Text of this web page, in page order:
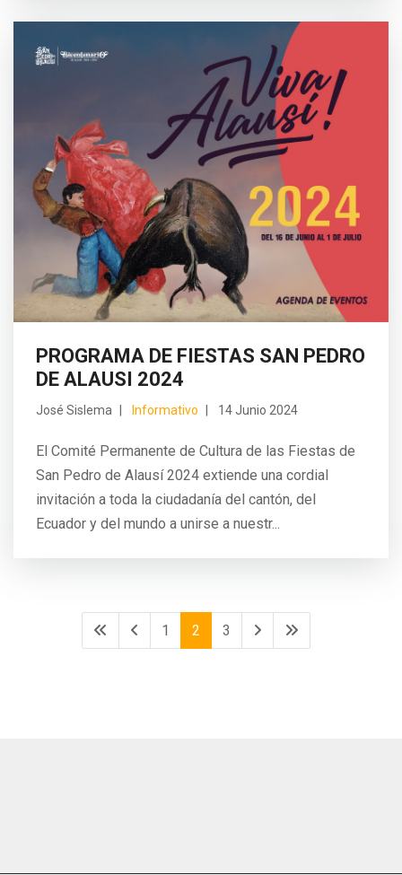
PROGRAMA DE FIESTAS SAN PEDRO
DE ALAUSI 2024
José Sislema Informativo 14 Junio 2024
El Comité Permanente de Cultura de las Fiestas de
San Pedro de Alausí 2024 extiende una cordial
invitación a toda la ciudadanía del cantón, del
Ecuador y del mundo a unirse a nuestr...
1 2 3